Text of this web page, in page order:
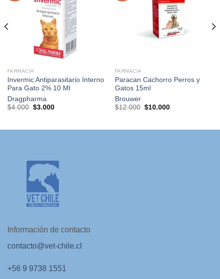
FARMACIA
Invermic Antiparasitario Interno
Para Gato 2% 10 Ml
Dragpharma
$4.000 El
$3.000El
FARMACIA
Paracan Cachorro Perros y
Gatos 15ml
Brouwer
$12.000 El
$10.000El
Información de contacto
contacto@vet-chile.cl
+56 9 9738 1551